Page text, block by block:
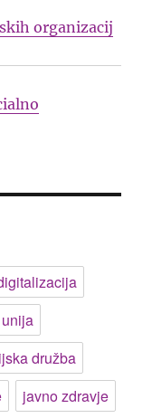
organizacij
družba
javno zdravje